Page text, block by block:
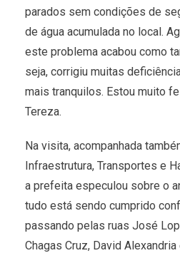
parados sem condições de
de água acumulada no local.
este problema acabou como
seja, corrigiu muitas
mais tranquilos. Estou muito
Tereza.
Na visita, acompanhada
Infraestrutura, Transportes e
a prefeita especulou sobre o
tudo está sendo cumprido
passando pelas ruas José
Chagas Cruz, David Alexandria